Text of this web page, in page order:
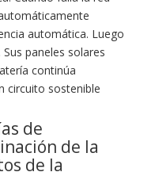
automática. Luego
paneles solares
continúa
circuito sostenible
de
de la
de la